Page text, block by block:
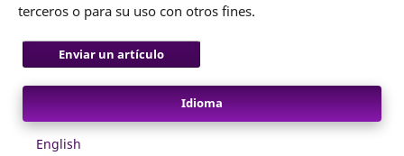
terceros o para su uso con otros fines.
Enviar un artículo
Idioma
English